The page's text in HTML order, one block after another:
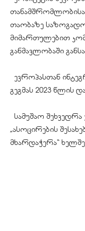
თანამშრომლობისა
თაობაზე
მიმართულებით
განმავლობაში
ევროპასთან
გეგმას 2023 წლის
სამუშაო
„ასოცირების
მხარდაჭერა“